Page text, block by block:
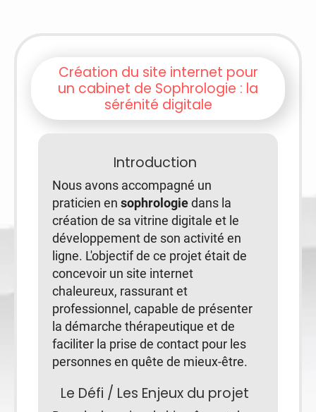
Création du site internet pour
un cabinet de Sophrologie : la
sérénité digitale
Introduction
Nous avons accompagné un
praticien en sophrologie dans la
création de sa vitrine digitale et le
développement de son activité en
ligne. L'objectif de ce projet était de
concevoir un site internet
chaleureux, rassurant et
professionnel, capable de présenter
la démarche thérapeutique et de
faciliter la prise de contact pour les
personnes en quête de mieux-être.
Le Défi / Les Enjeux du projet